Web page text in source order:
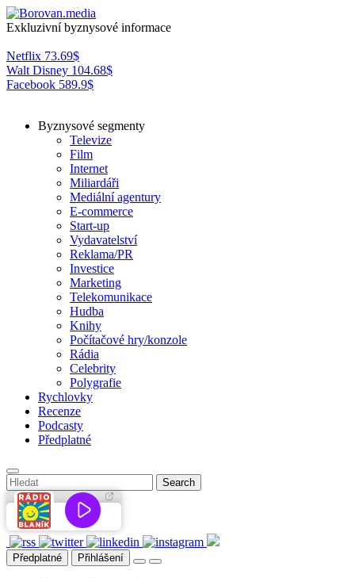
Exkluzivní byznysové informace
Netflix 73.69$
Walt Disney 104.68$
Facebook 589.9$
Byznysové segmenty
Televize
Film
Internet
Miliardáři
Mediální agentury
E-commerce
Start-up
Vydavatelství
Reklama/PR
Investice
Marketing
Telekomunikace
Hudba
Knihy
Počítačové hry/konzole
Rádia
Celebrity
Polygrafie
Rychlovky
Recenze
Podcasty
Předplatné
Předplatné Přihlášení